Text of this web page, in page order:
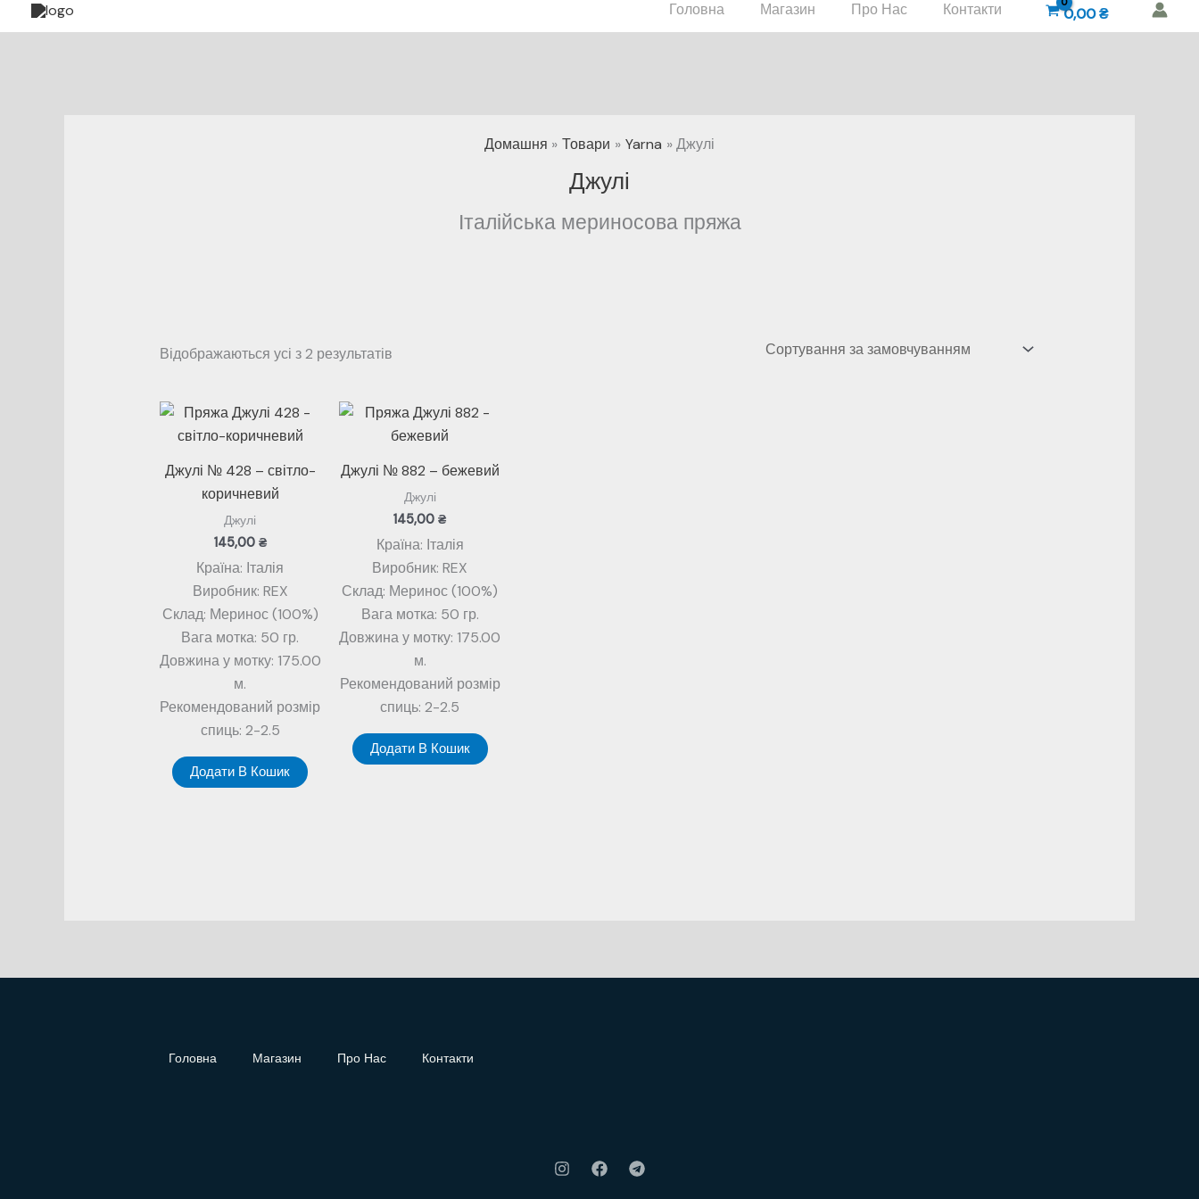
Головна Магазин Про Нас Контакти 0,00₴
Домашня Товари Yarna Джулі
Джулі
Італійська мериносова пряжа
Відображаються усі з 2 результатів
Джулі № 428 – світло-
коричневий
Джулі
145,00 ₴
Країна: Італія
Виробник: REX
Склад: Меринос (100%)
Вага мотка: 50 гр.
Довжина у мотку: 175.00
м.
Рекомендований розмір
спиць: 2-2.5
Додати В Кошик
Джулі № 882 – бежевий
Джулі
145,00₴
Країна: Італія
Виробник: REX
Склад: Меринос (100%)
Вага мотка: 50 гр.
Довжина у мотку: 175.00
м.
Рекомендований розмір
спиць: 2-2.5
Додати В Кошик
Головна Магазин Про Нас Контакти